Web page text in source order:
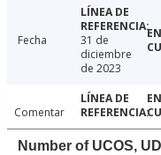
Fecha
31 de
diciembre
de 2023
Comentar
Number of UCOS,